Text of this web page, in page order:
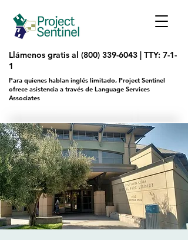
Llámenos gratis al (800) 339-6043 | TTY: 7-1-
1
Para quienes hablan inglés limitado, Project Sentinel
ofrece asistencia a través de Language Services
Associates